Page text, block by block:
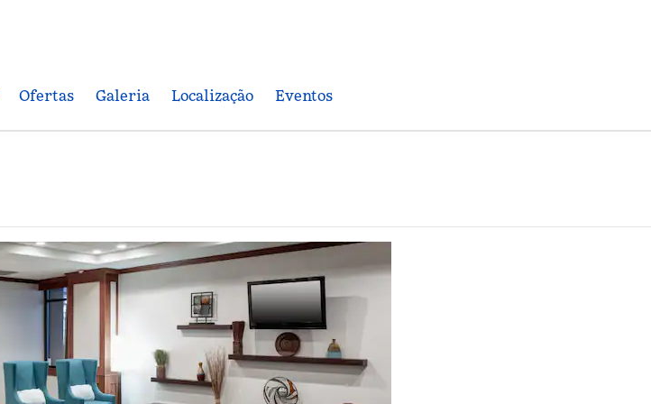
Ofertas Galeria Localização Eventos